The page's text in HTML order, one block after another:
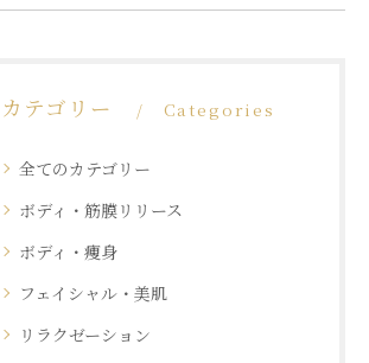
カテゴリー Categories
全てのカテゴリー
ボディ・筋膜リリース
ボディ・痩身
フェイシャル・美肌
リラクゼーション